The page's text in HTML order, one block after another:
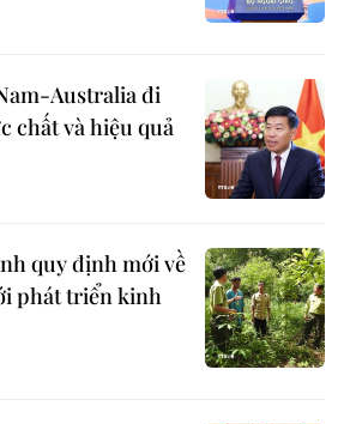
Australia đi
chất và hiệu quả
quy định mới về
phát triển kinh